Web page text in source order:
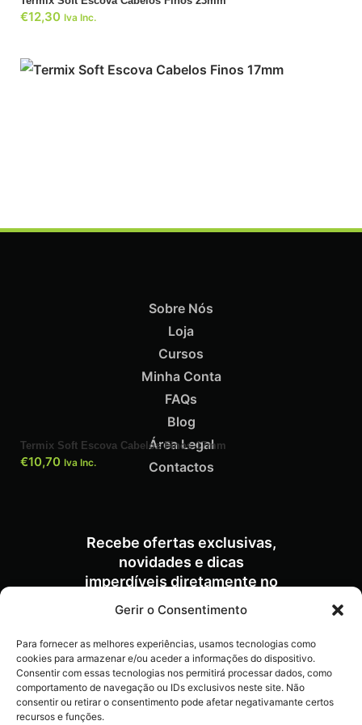
Gerir o Consentimento
Para fornecer as melhores experiências, usamos tecnologias como
cookies para armazenar e/ou aceder a informações do dispositivo.
Consentir com essas tecnologias nos permitirá processar dados, como
comportamento de navegação ou IDs exclusivos neste site. Não
consentir ou retirar o consentimento pode afetar negativamante certos
recursos e funções.
€12,30 Iva Inc.
ADICIONAR
Termix Soft Escova Cabelos Finos 17mm
€10,70 Iva Inc.
Recebe ofertas exclusivas,
novidades e dicas
imperdíveis diretamente no
teu e-mail.
Sobre Nós
Loja
Cursos
Minha Conta
FAQs
Blog
Área Legal
Contactos